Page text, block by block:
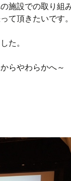
施設での取り組
て頂きたいです
た。
らやわらかへ～